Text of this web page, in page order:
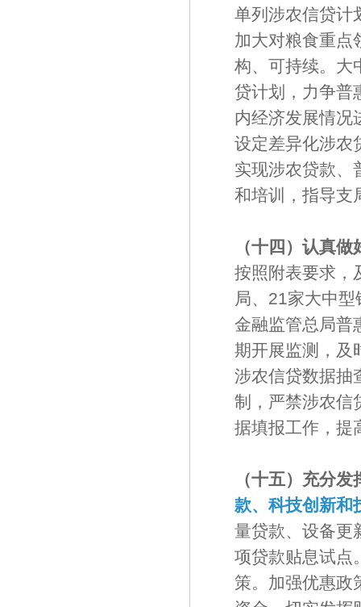
单列涉农信贷计
加大对粮食重点
构、可持续。大
贷计划，力争普
内经济发展情况
设定差异化涉农
实现涉农贷款、
和培训，指导支
（十四）认真
按照附表要求，
局、21家大中
金融监管总局普
期开展监测，及
涉农信贷数据抽
制，严禁涉农信
据填报工作，提
（十五）充分
款、科技创新和
量贷款、设备更
项贷款贴息试点
策。加强优惠政